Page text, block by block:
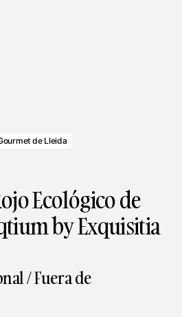
de Lleida
Ecológico de
by Exquisitia
/ Fuera de